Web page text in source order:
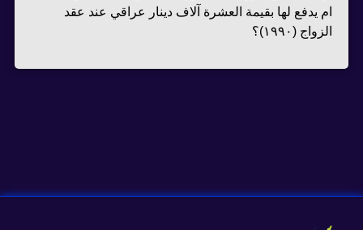
ام يدفع لها بقيمة العشرة آلاف دينار عراقي عند عقد
الزواج (١٩٩٠)؟